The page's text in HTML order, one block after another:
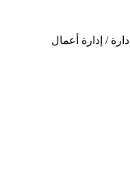
إدارة / إدارة أعمال